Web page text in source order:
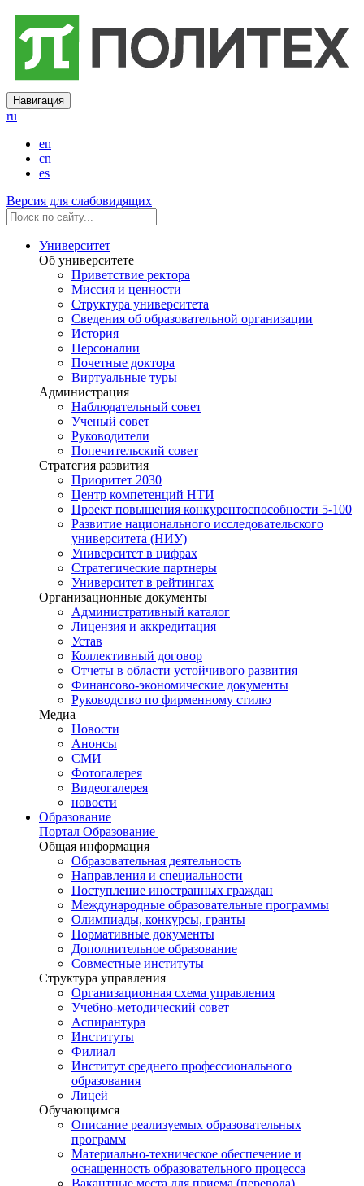
Навигация
ru
en
cn
es
Версия для слабовидящих
Университет
Об университете
Приветствие ректора
Миссия и ценности
Структура университета
Сведения об образовательной организации
История
Персоналии
Почетные доктора
Виртуальные туры
Администрация
Наблюдательный совет
Ученый совет
Руководители
Попечительский совет
Стратегия развития
Приоритет 2030
Центр компетенций НТИ
Проект повышения конкурентоспособности 5-100
Развитие национального исследовательского
университета (НИУ)
Университет в цифрах
Стратегические партнеры
Университет в рейтингах
Организационные документы
Административный каталог
Лицензия и аккредитация
Устав
Коллективный договор
Отчеты в области устойчивого развития
Финансово-экономические документы
Руководство по фирменному стилю
Медиа
Новости
Анонсы
СМИ
Фотогалерея
Видеогалерея
новости
Образование
Портал Образование
Общая информация
Образовательная деятельность
Направления и специальности
Поступление иностранных граждан
Международные образовательные программы
Олимпиады, конкурсы, гранты
Нормативные документы
Дополнительное образование
Совместные институты
Структура управления
Организационная схема управления
Учебно-методический совет
Аспирантура
Институты
Филиал
Институт среднего профессионального
образования
Лицей
Обучающимся
Описание реализуемых образовательных
программ
Материально-техническое обеспечение и
оснащенность образовательного процесса
Вакантные места для приема (перевода)